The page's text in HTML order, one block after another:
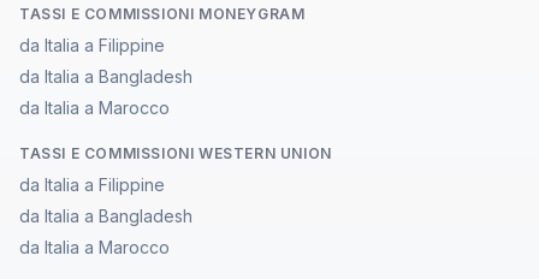
TASSI E COMMISSIONI MONEYGRAM
da Italia a Filippine
da Italia a Bangladesh
da Italia a Marocco
TASSI E COMMISSIONI WESTERN UNION
da Italia a Filippine
da Italia a Bangladesh
da Italia a Marocco